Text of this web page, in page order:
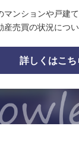
マンションや戸建
産売買の状況につ
詳しくはこち